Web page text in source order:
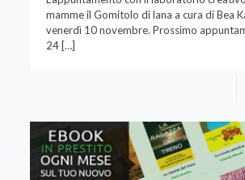
mamme il Gomitolo di lana a cura di Bea
venerdì 10 novembre. Prossimo
24[…]